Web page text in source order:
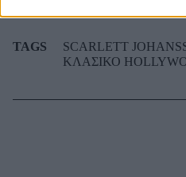
TAGS SCARLETT
ΚΛΑΣΙΚΟ